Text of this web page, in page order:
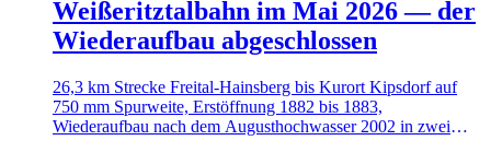
Weißeritztalbahn im Mai 2026 — der
Wiederaufbau abgeschlossen
26,3 km Strecke Freital-Hainsberg bis Kurort Kipsdorf auf
750 mm Spurweite, Erstöffnung 1882 bis 1883,
Wiederaufbau nach dem Augusthochwasser 2002 in zwei